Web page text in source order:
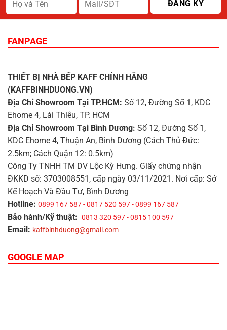
FANPAGE
THIẾT BỊ NHÀ BẾP KAFF CHÍNH HÃNG
(KAFFBINHDUONG.VN)
Địa Chỉ Showroom Tại TP.HCM: Số 12, Đường Số 1, KDC
Ehome 4, Lái Thiêu, TP. HCM
Địa Chỉ Showroom Tại Bình Dương: Số 12, Đường Số 1,
KDC Ehome 4, Thuận An, Bình Dương (Cách Thủ Đức:
2.5km; Cách Quận 12: 0.5km)
Công Ty TNHH TM DV Lộc Kỳ Hưng. Giấy chứng nhận
ĐKKD số: 3703008551, cấp ngày 03/11/2021. Nơi cấp: Sở
Kế Hoạch Và Đầu Tư, Bình Dương
Hotline: 0899 167 587 - 0817 520 597 - 0899 167 587
Bảo hành/Kỹ thuật: 0813 320 597 - 0815 100 597
Email: kaffbinhduong@gmail.com
GOOGLE MAP